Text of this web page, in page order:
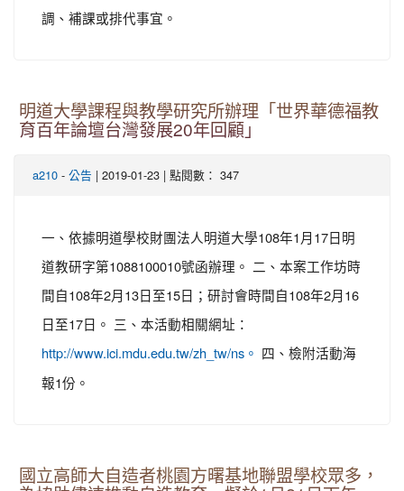
調、補課或排代事宜。
明道大學課程與教學研究所辦理「世界華德福教
育百年論壇台灣發展20年回顧」
a210 - 公告 | 2019-01-23 | 點閱數： 347
一、依據明道學校財團法人明道大學108年1月17日明
道教研字第1088100010號函辦理。 二、本案工作坊時
間自108年2月13日至15日；研討會時間自108年2月16
日至17日。 三、本活動相關網址：
http://www.ici.mdu.edu.tw/zh_tw/ns。
四、檢附活動海
報1份。
國立高師大自造者桃園方曙基地聯盟學校眾多，